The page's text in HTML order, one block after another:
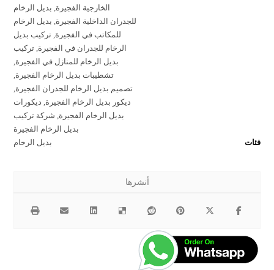
الخارجية الفجيرة, بديل الرخام
للجدران الداخلية الفجيرة, بديل الرخام
للمكاتب في الفجيرة, تركيب بديل
الرخام للجدران في الفجيرة, تركيب
بديل الرخام للمنازل في الفجيرة,
تشطيبات بديل الرخام الفجيرة,
تصميم بديل الرخام للجدران الفجيرة,
ديكور بديل الرخام الفجيرة, ديكورات
بديل الرخام الفجيرة, شركة تركيب
بديل الرخام الفجيرة
فئات
بديل الرخام